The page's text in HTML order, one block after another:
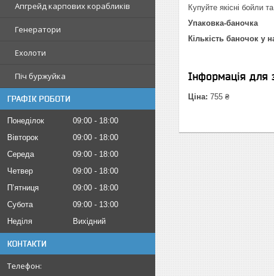
Апгрейд карпових корабликів
Генератори
Ехолоти
Піч буржуйка
ГРАФІК РОБОТИ
Понеділок 09:00
18:00
Вівторок
09:00
18:00
Середа
09:00
18:00
Четвер
09:00
18:00
Пʼятниця
09:00
18:00
Субота
09:00
13:00
Неділя
Вихідний
КОНТАКТИ
Купуйте якісні бойли
Упаковка-баночка
Кількість баночок у
Інформація для
Ціна: 755 ₴